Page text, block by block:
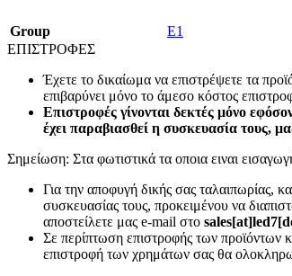
Group
E1
ΕΠΙΣΤΡΟΦΕΣ
Έχετε το δικαίωμα να επιστρέψετε τα
επιβαρύνει μόνο το άμεσο κόστος
Επιστροφές γίνονται δεκτές μόνο
έχει παραβιασθεί η συσκευασία τους,
Σημείωση: Στα φωτιστικά τα οποια ειναι
Για την αποφυγή δικής σας ταλαιπωρίας,
συσκευασίας τους, προκειμένου να
αποστείλετε μας e-mail στο
Σε περίπτωση επιστροφής των προϊόντων
επιστροφή των χρημάτων σας θα